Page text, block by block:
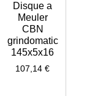
Disque a
Meuler
CBN
grindomatic
145x5x16
107,14€